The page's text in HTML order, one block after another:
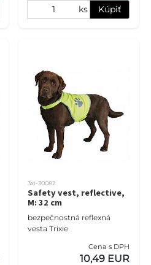
ks Kúpiť
3xi-30082
Safety vest, reflective,
M: 32 cm
bezpečnostná reflexná
vesta Trixie
Cena s DPH
10,49 EUR